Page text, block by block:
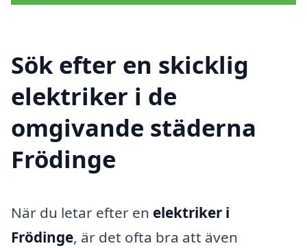
Sök efter en skicklig
elektriker i de
omgivande städerna
Frödinge
När du letar efter en elektriker i
Frödinge, är det ofta bra att även